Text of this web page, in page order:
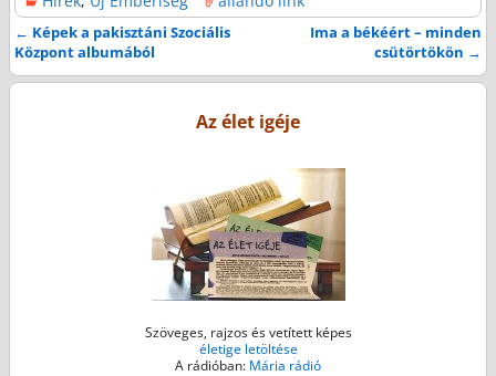
e
b
o
t
t
e
s
e
n
i
t
A
p
p
Bejegyzés navigáció
← Képek a pakisztáni Szociális
Központ albumából
Ima a békéért – minden
csütörtökön →
Az élet igéje
Szöveges, rajzos és vetített képes
életige letöltése
A rádióban: Mária rádió